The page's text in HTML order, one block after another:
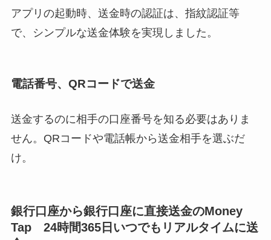
アプリの起動時、送金時の認証は、指紋認証等
で、シンプルな送金体験を実現しました。
電話番号、QRコードで送金
送金するのに相手の口座番号を知る必要はありま
せん。QRコードや電話帳から送金相手を選ぶだ
け。
銀行口座から銀行口座に直接送金のMoney
Tap 24時間365日いつでもリアルタイムに送